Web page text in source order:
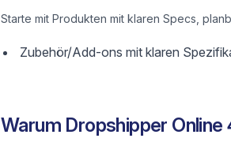
Starte mit Produkten mit klaren Specs,
Zubehör/Add-ons mit klaren
Warum Dropshipper Online